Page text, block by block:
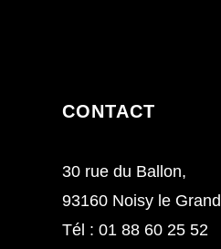
CONTACT
30 rue du Ballon,
93160 Noisy le Grand
Tél : 01 88 60 25 52